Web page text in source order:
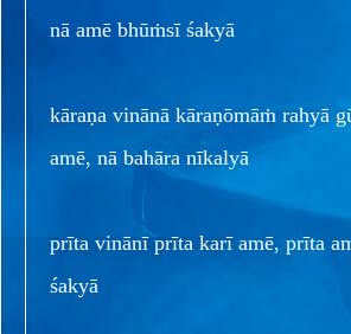
nā amē bhūṁsī śakyā
kāraṇa vinānā kāraṇōmāṁ rahyā
amē, nā bahāra nīkalyā
prīta vinānī prīta karī amē, prīta
śakyā